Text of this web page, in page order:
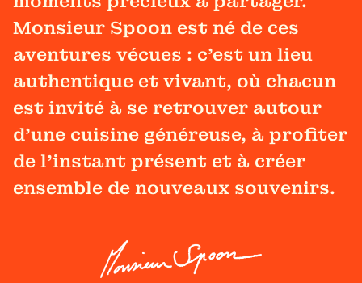
Monsieur Spoon est né de ces
aventures vécues : c'est un lieu
authentique et vivant, où chacun
est invité à se retrouver autour
d'une cuisine généreuse, à profiter
de l'instant présent et à créer
ensemble de nouveaux souvenirs.